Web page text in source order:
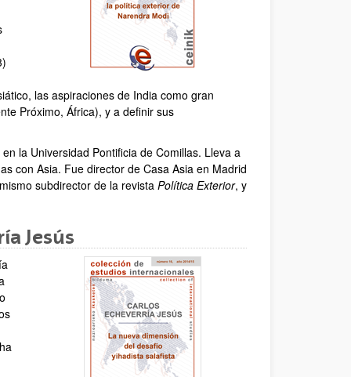
las aspiraciones de India como gran
Próximo, África), y a definir sus
la Universidad Pontificia de Comillas. Lleva a
con Asia. Fue director de Casa Asia en Madrid
subdirector de la revista Política Exterior, y
Jesús